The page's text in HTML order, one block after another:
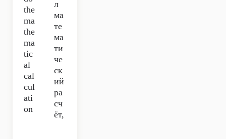
the
ma
the
ma
tic
al
cal
cul
ati
on
л
ма
те
ма
ти
че
ск
ий
ра
сч
ёт,